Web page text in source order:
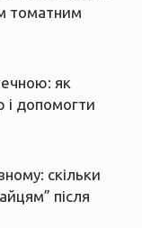
томатним
як
і допомогти
скільки
після